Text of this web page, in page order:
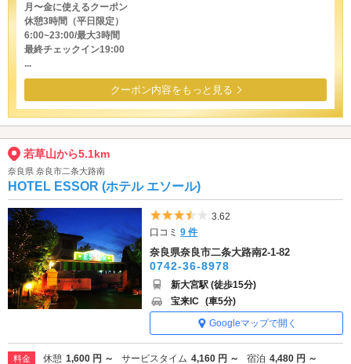
月〜金に使えるクーポン
休憩3時間（平日限定）
6:00~23:00/最大3時間
最終チェックイン19:00
...
クーポン内容をもっと見る
若草山から5.1km
奈良県 奈良市二条大路南
HOTEL ESSOR (ホテル エソール)
5つ星のうち3.5
3.62
口コミ9 件
奈良県奈良市二条大路南2-1-82
0742-36-8978
新大宮駅 (徒歩15分)
宝来IC (車5分)
Googleマップで開く
料金 休憩 1,600 円 ～ サービスタイム 4,160 円 ～ 宿泊 4,480 円 ～